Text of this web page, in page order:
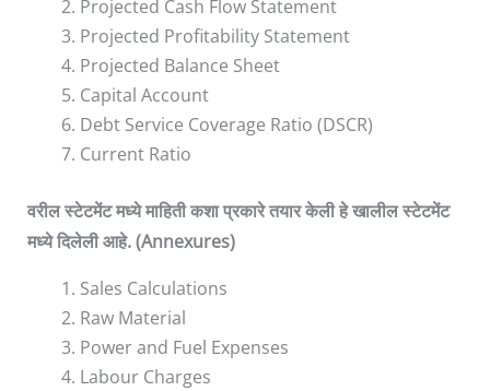
Projected Cash Flow Statement
Projected Profitability Statement
Projected Balance Sheet
Capital Account
Debt Service Coverage Ratio (DSCR)
Current Ratio
वरीलस्टेटमेंटमध्येमाहितीकशाप्रकारेतयारकेलीहेखालीलस्टेटमेंट
मध्येदिलेलीआहे. (Annexures)
Sales Calculations
Raw Material
Power and Fuel Expenses
Labour Charges